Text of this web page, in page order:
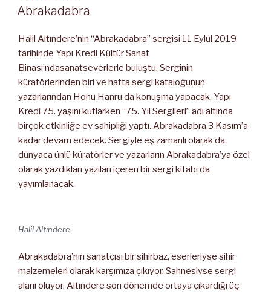
TARIHI
Abrakadabra
Halil Altındere’nin “Abrakadabra” sergisi 11 Eylül 2019
tarihinde Yapı Kredi Kültür Sanat
Binası’ndasanatseverlerle buluştu. Serginin
küratörlerinden biri ve hatta sergi kataloğunun
yazarlarından Honu Hanru da konuşma yapacak. Yapı
Kredi 75. yaşını kutlarken “75. Yıl Sergileri” adı altında
birçok etkinliğe ev sahipliği yaptı. Abrakadabra 3 Kasım’a
kadar devam edecek. Sergiyle eş zamanlı olarak da
dünyaca ünlü küratörler ve yazarların Abrakadabra’ya özel
olarak yazdıkları yazıları içeren bir sergi kitabı da
yayımlanacak.
Halil Altındere
Abrakadabra’nın sanatçısı bir sihirbaz, eserleriyse sihir
malzemeleri olarak karşımıza çıkıyor. Sahnesiyse sergi
alanı oluyor. Altındere son dönemde ortaya çıkardığı üç